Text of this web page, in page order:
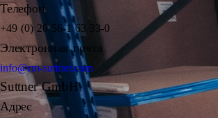
Телефон
+49 (0) 20 56-1 63 33-0
Электронная почта
info@rm-suttner.com
Suttner GmbH
Адрес